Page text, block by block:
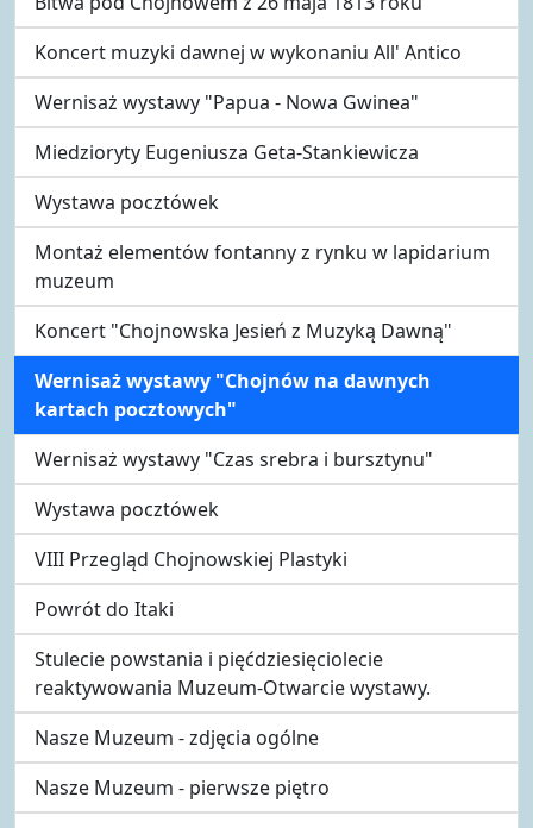
Koncert muzyki dawnej w wykonaniu All' Antico
Wernisaż wystawy "Papua - Nowa Gwinea"
Miedzioryty Eugeniusza Geta-Stankiewicza
Wystawa pocztówek
Montaż elementów fontanny z rynku w lapidarium
muzeum
Koncert "Chojnowska Jesień z Muzyką Dawną"
Wernisaż wystawy "Chojnów na dawnych
kartach pocztowych"
Wernisaż wystawy "Czas srebra i bursztynu"
Wystawa pocztówek
VIII Przegląd Chojnowskiej Plastyki
Powrót do Itaki
Stulecie powstania i pięćdziesięciolecie
reaktywowania Muzeum-Otwarcie wystawy.
Nasze Muzeum - zdjęcia ogólne
Nasze Muzeum - pierwsze piętro